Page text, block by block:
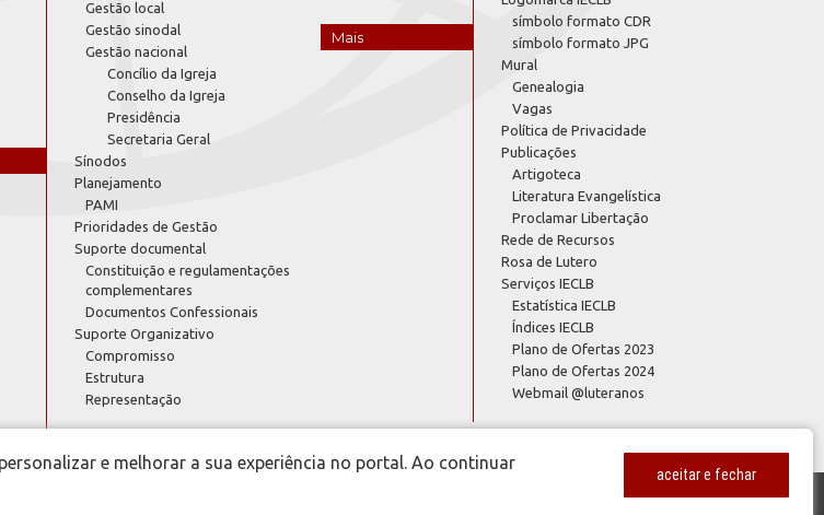
Gestão local
Gestão sinodal
Gestão nacional
Concílio da Igreja
Conselho da Igreja
Presidência
Secretaria Geral
Sínodos
Planejamento
PAMI
Prioridades de Gestão
Suporte documental
Constituição e regulamentações
complementares
Documentos Confessionais
Suporte Organizativo
Compromisso
Estrutura
Representação
Mais
símbolo formato CDR
símbolo formato JPG
Mural
Genealogia
Vagas
Política de Privacidade
Publicações
Artigoteca
Literatura Evangelística
Proclamar Libertação
Rede de Recursos
Rosa de Lutero
Serviços IECLB
Estatística IECLB
Índices IECLB
Plano de Ofertas 2023
Plano de Ofertas 2024
Webmail @luteranos
e melhorar a sua experiência no portal. Ao continuar
aceitar e fechar